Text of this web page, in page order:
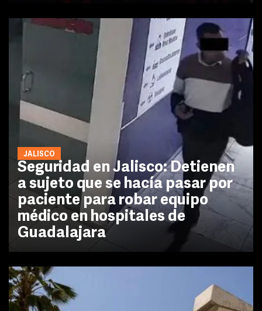
JALISCO
Seguridad en Jalisco: Detienen
a sujeto que se hacía pasar por
paciente para robar equipo
médico en hospitales de
Guadalajara